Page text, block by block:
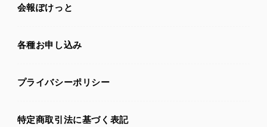
会報ぽけっと
各種お申し込み
プライバシーポリシー
特定商取引法に基づく表記